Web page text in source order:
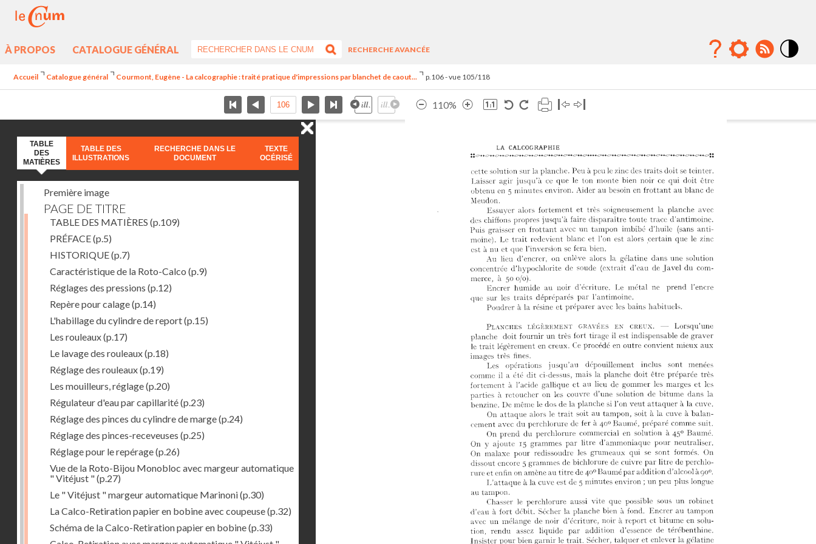
À PROPOS CATALOGUE GÉNÉRAL
RECHERCHE AVANCÉE
Accueil Catalogue général Courmont, Eugène - La calcographie : traité pratique d'impressions par blanchet de caout... p.106 - vue 105/118
110%
TABLE
DES
MATIÈRES
TABLE DES
ILLUSTRATIONS
RECHERCHE DANS LE
DOCUMENT
TEXTE
OCÉRISÉ
Première image
PAGE DE TITRE
TABLE DES MATIÈRES (p.109)
PRÉFACE(p.5)
HISTORIQUE(p.7)
Caractéristique de la Roto-Calco (p.9)
Réglages des pressions (p.12)
Repère pour calage(p.14)
L'habillage du cylindre de report(p.15)
Les rouleaux(p.17)
Le lavage des rouleaux(p.18)
Réglage des rouleaux(p.19)
Les mouilleurs, réglage(p.20)
Régulateur d'eau par capillarité(p.23)
Réglage des pinces du cylindre de marge(p.24)
Réglage des pinces-receveuses (p.25)
Réglage pour le repérage(p.26)
Vue de la Roto-Bijou Monobloc avec margeur automatique
" Vitéjust "(p.27)
Le " Vitéjust " margeur automatique Marinoni(p.30)
La Calco-Retiration papier en bobine avec coupeuse(p.32)
Schéma de la Calco-Retiration papier en bobine(p.33)